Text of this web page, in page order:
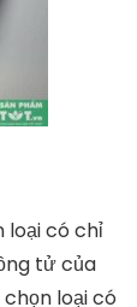
loại có chỉ
tử của
loại có